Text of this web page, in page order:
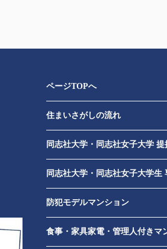
ページTOPへ
住まいさがしの流れ
同志社大学・同志社女子大学
同志社大学・同志社女子大学生
防犯モデルマンション
食事・家具家電・管理人付きマ